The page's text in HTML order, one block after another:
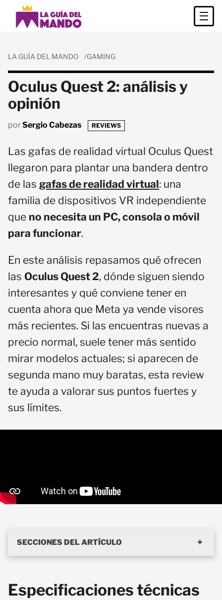
LA GUÍA DEL MANDO GAMING
Oculus Quest 2: análisis y
opinión
porSergio Cabezas REVIEWS
Las gafas de realidad virtual Oculus Quest
llegaron para plantar una bandera dentro
de las gafas de realidad virtual: una
familia de dispositivos VR independiente
que no necesita un PC, consola o móvil
para funcionar.
En este análisis repasamos qué ofrecen
las Oculus Quest 2, dónde siguen siendo
interesantes y qué conviene tener en
cuenta ahora que Meta ya vende visores
más recientes. Si las encuentras nuevas a
precio normal, suele tener más sentido
mirar modelos actuales; si aparecen de
segunda mano muy baratas, esta review
te ayuda a valorar sus puntos fuertes y
sus límites.
SECCIONES DEL ARTÍCULO
Especificaciones técnicas